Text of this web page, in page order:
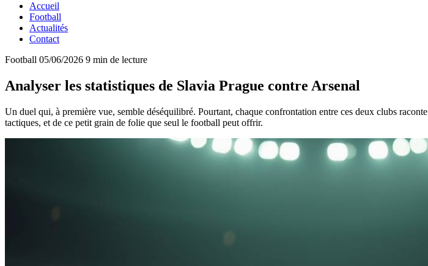
Accueil
Football
Actualités
Contact
Football 05/06/2026 9 min de lecture
Analyser les statistiques de Slavia Prague contre Arsenal
Un duel qui, à première vue, semble déséquilibré. Pourtant, chaque confrontation entre ces deux clubs
tactiques, et de ce petit grain de folie que seul le football peut offrir.